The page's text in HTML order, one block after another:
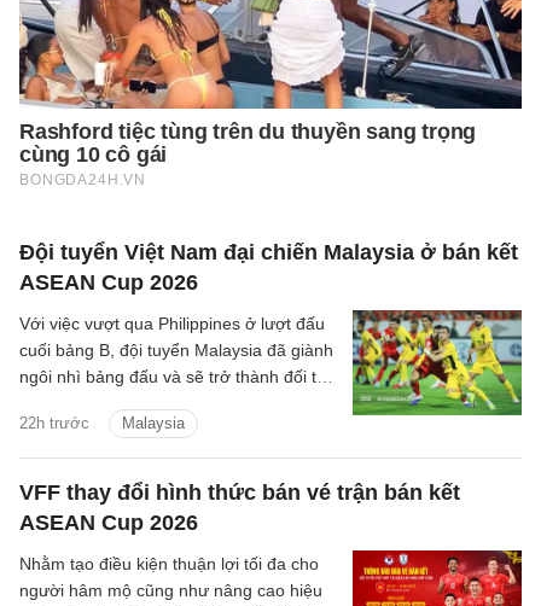
Đội tuyển Việt Nam đại chiến Malaysia ở bán kết
ASEAN Cup 2026
22h trước Malaysia
Với việc vượt qua Philippines ở lượt đấu
cuối bảng B, đội tuyển Malaysia đã giành
ngôi nhì bảng đấu và sẽ trở thành đối thủ
hành trình bảo vệ ngôi vương Đông Nam
Á.
VFF thay đổi hình thức bán vé trận bán kết
ASEAN Cup 2026
Nhằm tạo điều kiện thuận lợi tối đa cho
người hâm mộ cũng như nâng cao hiệu